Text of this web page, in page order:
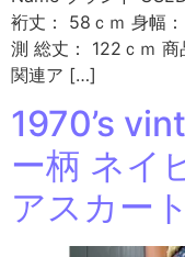
裄丈： 58ｃｍ 身幅
測 総丈： 122ｃｍ
関連ア […]
1970’s
ー柄 ネイ
アスカート